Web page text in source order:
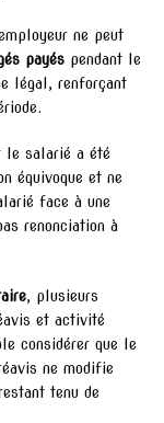
ne peut
payés pendant le
légal, renforçant
le salarié a été
équivoque et ne
face à une
renonciation à
, plusieurs
et activité
considérer que le
ne modifie
tenu de